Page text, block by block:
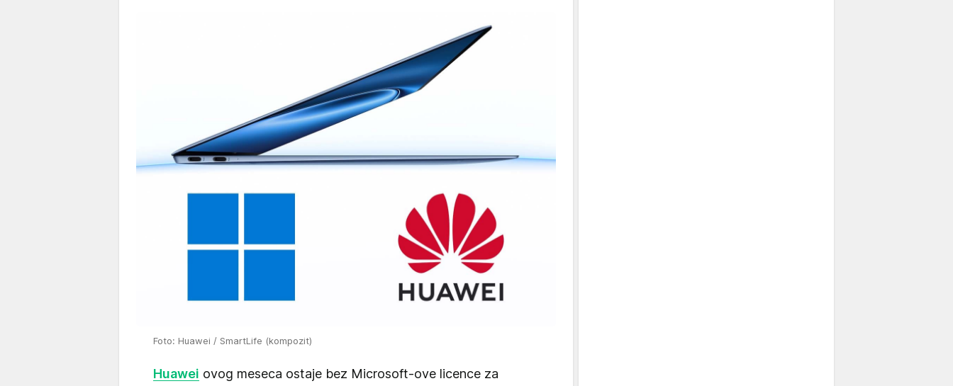
Foto: Huawei / SmartLife (kompozit)
Huawei ovog meseca ostaje bez Microsoft-ove licence za